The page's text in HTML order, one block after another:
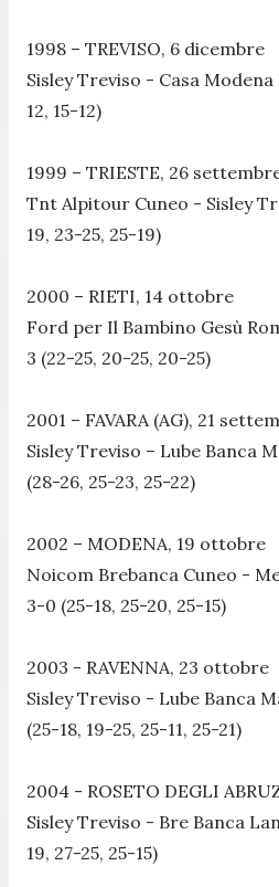
1998 – TREVISO, 6 dicembre
Sisley Treviso - Casa
12, 15-12)
1999 – TRIESTE, 26
Tnt Alpitour Cuneo - Sisley
19, 23-25, 25-19)
2000 – RIETI, 14 ottobre
Ford per Il Bambino Gesù
3 (22-25, 20-25, 20-25)
2001 – FAVARA (AG), 21
Sisley Treviso – Lube Banca
(28-26, 25-23, 25-22)
2002 – MODENA, 19 ottobre
Noicom Brebanca Cuneo -
3-0 (25-18, 25-20, 25-15)
2003 - RAVENNA, 23 ottobre
Sisley Treviso - Lube Banca
(25-18, 19-25, 25-11, 25-21)
2004 - ROSETO DEGLI
Sisley Treviso - Bre Banca
19, 27-25, 25-15)